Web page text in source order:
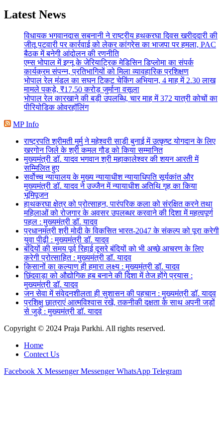
Latest News
विधायक भगवानदास सबनानी ने राष्ट्रीय हथकरघा दिवस खरीददारी की
जीतू पटवारी पर कार्रवाई को लेकर कांग्रेस का भाजपा पर हमला, PAC
बैठक में बनेगी आंदोलन की रणनीति
एम्स भोपाल में इग्नू के जेरियाट्रिक मेडिसिन डिप्लोमा का संपर्क
कार्यक्रम संपन्न, प्रतिभागियों को मिला व्यावहारिक प्रशिक्षण
भोपाल रेल मंडल का सघन टिकट चेकिंग अभियान, 4 माह में 2.30 लाख
मामले पकड़े, ₹17.50 करोड़ जुर्माना वसूला
भोपाल रेल कारखाने की बड़ी उपलब्धि, चार माह में 372 यात्री कोचों का
पीरियोडिक ओवरहॉलिंग
MP Info
राष्ट्रपति श्रीमती मुर्मु ने महेश्वरी साड़ी बुनाई में उत्कृष्ट योगदान के लिए
खरगोन जिले के श्री कमल गौड़ को किया सम्मानित
मुख्यमंत्री डॉ. यादव भगवान श्री महाकालेश्‍वर की शयन आरती में
सम्मिलित हुए
सर्वोच्च न्यायालय के मुख्‍य न्‍यायाधीश न्यायाधिपति सूर्यकांत और
मुख्यमंत्री डॉ. यादव ने उज्जैन में न्यायाधीश अतिथि गृह का किया
भूमिपूजन
हाथकरघा क्षेत्र को प्रोत्साहन, पारंपरिक कला को संरक्षित करने तथा
महिलाओं को रोजगार के अवसर उपलब्धर करवाने की दिशा में महत्वपूर्ण
पहल : मुख्यमंत्री डॉ. यादव
प्रधानमंत्री श्री मोदी के विकसित भारत-2047 के संकल्प को पूरा करेगी
युवा पीढ़ी : मुख्यमंत्री डॉ. यादव
बंदियों की समय पूर्व रिहाई दूसरे बंदियों को भी अच्छे आचरण के लिए
करेगी प्रोत्साहित : मुख्यमंत्री डॉ. यादव
किसानों का कल्याण ही हमारा लक्ष्य : मुख्यमंत्री डॉ. यादव
छिंदवाड़ा को औद्योगिक हब बनाने की दिशा में तेज होंगे प्रयास :
मुख्यमंत्री डॉ. यादव
जन सेवा में संवेदनशीलता ही सुशासन की पहचान : मुख्यमंत्री डॉ. यादव
प्रशिक्षु छात्राएं आत्मविश्वास रखें, तकनीकी दक्षता के साथ अपनी जड़ों
से जुड़े : मुख्यमंत्री डॉ. यादव
Copyright © 2024 Praja Parkhi. All rights reserved.
Home
Contect Us
Facebook X Messenger Messenger WhatsApp Telegram